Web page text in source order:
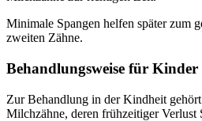
Minimale Spangen helfen später zum
zweiten Zähne.
Behandlungsweise für Kinder
Zur Behandlung in der Kindheit
Milchzähne, deren frühzeitiger Verlust